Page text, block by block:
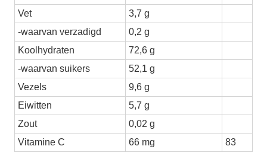
Vet
3,7 g
-waarvan verzadigd
0,2 g
Koolhydraten
72,6 g
-waarvan suikers
52,1 g
Vezels
9,6 g
Eiwitten
5,7 g
Zout
0,02 g
Vitamine C
66 mg 83